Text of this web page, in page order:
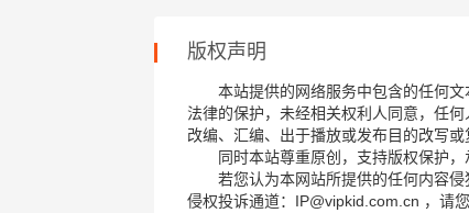
版权声明
本站提供的网络服务中包含的任何
法律的保护，未经相关权利人同意，任
改编、汇编、出于播放或发布目的改写或
同时本站尊重原创，支持版权保护，
若您认为本网站所提供的任何内容
侵权投诉通道：IP@vipkid.com.cn ，请